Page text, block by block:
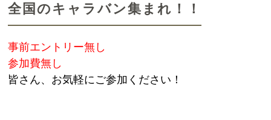
全国のキャラバン集まれ！！
事前エントリー無し
参加費無し
皆さん、お気軽にご参加ください！